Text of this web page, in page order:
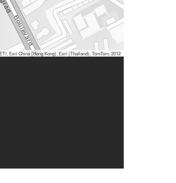
Esri China (Hong Kong), Esri (Thailand), TomTom, 2012